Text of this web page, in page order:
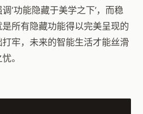
‘功能隐藏于美学之下’，而稳
所有隐藏功能得以完美呈现的
牢，未来的智能生活才能丝滑
。